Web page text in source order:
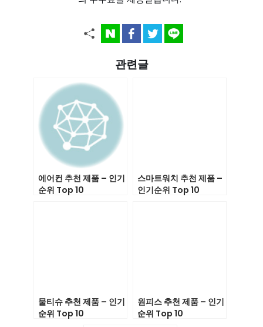
관련글
에어컨 추천 제품 – 인기
순위 Top 10
스마트워치 추천 제품 –
인기순위 Top 10
물티슈 추천 제품 – 인기
순위 Top 10
원피스 추천 제품 – 인기
순위 Top 10